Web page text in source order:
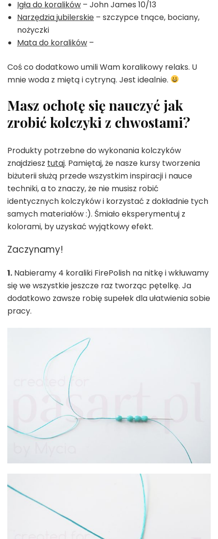
Igła do koralików – John James 10/13
Narzędzia jubilerskie – szczypce tnące, bociany,
nożyczki
Mata do koralików –
Coś co dodatkowo umili Wam koralikowy relaks. U
mnie woda z miętą i cytryną. Jest idealnie.
Masz ochotę się nauczyć jak
zrobić kolczyki z chwostami?
Produkty potrzebne do wykonania kolczyków
znajdziesz tutaj. Pamiętaj, że nasze kursy tworzenia
biżuterii służą przede wszystkim inspiracji i nauce
techniki, a to znaczy, że nie musisz robić
identycznych kolczyków i korzystać z dokładnie tych
samych materiałów :). Śmiało eksperymentuj z
kolorami, by uzyskać wyjątkowy efekt.
Zaczynamy!
1. Nabieramy 4 koraliki FirePolish na nitkę i wkłuwamy
się we wszystkie jeszcze raz tworząc pętelkę. Ja
dodatkowo zawsze robię supełek dla ułatwienia sobie
pracy.